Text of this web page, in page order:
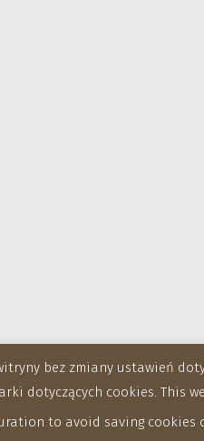
bez zmiany ustawień
dotyczących cookies.
to avoid saving cookies